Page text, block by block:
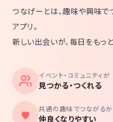
つなげーとは、趣味や興味で
アプリ。
新しい出会いが、毎日をもっと
イベント・コミュニティが
見つかる・つくれる
共通の趣味でつながる
仲良くなりやすい